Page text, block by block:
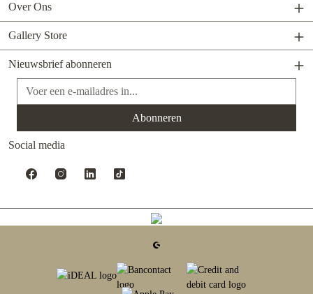
Over Ons
Gallery Store
Nieuwsbrief abonneren
E-mailadres*
Abonneren
Social media